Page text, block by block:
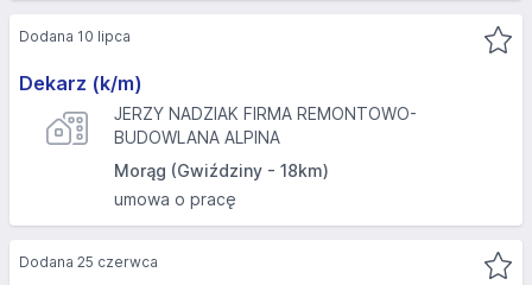
Dekarz (k/m)
JERZY NADZIAK FIRMA REMONTOWO-
BUDOWLANA ALPINA
Morąg (Gwiździny - 18km)
umowa o pracę
Dodana 10 lipca
Dodana 25 czerwca